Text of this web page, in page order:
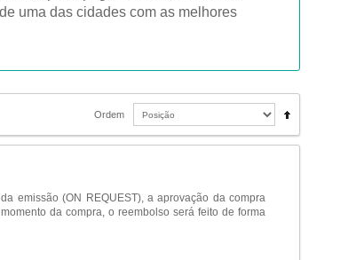
uma das cidades com as melhores
Ordem
emissão (ON REQUEST), a aprovação da compra
da compra, o reembolso será feito de forma